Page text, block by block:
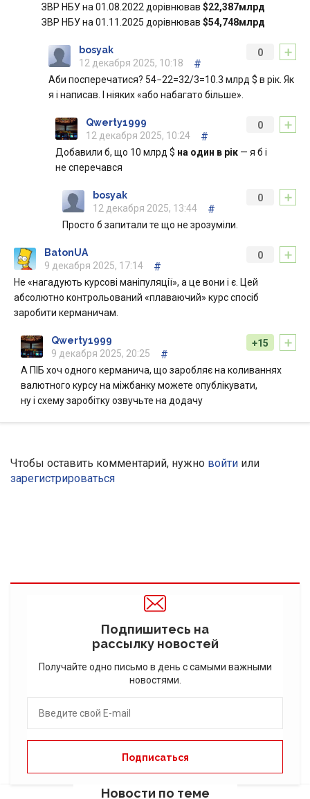
ЗВР НБУ на 01.08.2022 дорівнював $22,387млрд
ЗВР НБУ на 01.11.2025 дорівнював $54,748млрд
+
0
bosyak
12 декабря 2025, 10:18
#
Аби посперечатися? 54−22=32/3=10.3 млрд $ в рік. Як
я і написав. І ніяких «або набагато більше».
+
0
Qwerty1999
12 декабря 2025, 10:24
#
Добавили б, що 10 млрд $ на один в рік — я б і
не сперечався
+
0
bosyak
12 декабря 2025, 13:44
#
Просто б запитали те що не зрозуміли.
+
0
BatonUA
9 декабря 2025, 17:14
#
Не «нагадують курсові маніпуляції», а це вони і є. Цей
абсолютно контрольований «плаваючий» курс спосіб
заробити керманичам.
+
+15
Qwerty1999
9 декабря 2025, 20:25
#
А ПІБ хоч одного керманича, що заробляє на коливаннях
валютного курсу на міжбанку можете опублікувати,
ну і схему заробітку озвучьте на додачу
Чтобы оставить комментарий, нужно войти или
зарегистрироваться
Подпишитесь на
рассылку новостей
Получайте одно письмо в день с самыми важными
новостями.
Новости по теме